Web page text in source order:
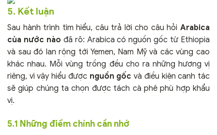
5. Kết luận
Sau hành trình tìm hiểu, câu trả lời cho câu hỏi Arabica
của nước nào đã rõ: Arabica có nguồn gốc từ Ethiopia
và sau đó lan rộng tới Yemen, Nam Mỹ và các vùng cao
khác nhau. Mỗi vùng trồng đều cho ra những hương vị
riêng, vì vậy hiểu được nguồn gốc và điều kiện canh tác
sẽ giúp chúng ta chọn được tách cà phê phù hợp khẩu
vị.
5.1 Những điểm chính cần nhớ